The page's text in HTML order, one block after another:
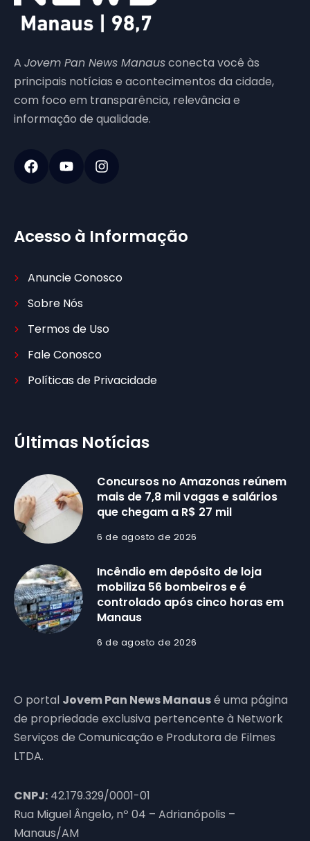
A Jovem Pan News Manausconecta você às
principais notícias e acontecimentos da cidade,
com foco em transparência, relevância e
informação de qualidade.
Acesso à Informação
Anuncie Conosco
Sobre Nós
Termos de Uso
Fale Conosco
Políticas de Privacidade
Últimas Notícias
Concursos no Amazonas reúnem
mais de 7,8 mil vagas e salários
que chegam a R$ 27 mil
6 de agosto de 2026
Incêndio em depósito de loja
mobiliza 56 bombeiros e é
controlado após cinco horas em
Manaus
6 de agosto de 2026
O portal Jovem Pan News Manausé uma página
de propriedade exclusiva pertencente à Network
Serviços de Comunicação e Produtora de Filmes
LTDA.
CNPJ: 42.179.329/0001-01
Rua Miguel Ângelo, nº 04 – Adrianópolis –
Manaus/AM